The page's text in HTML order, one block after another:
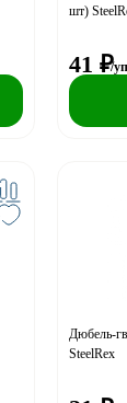
шт)
41 ₽/
Дюбель-
SteelRex